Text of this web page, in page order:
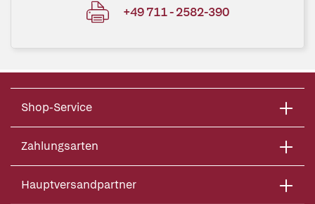
+49 711 - 2582-390
Shop-Service
Zahlungsarten
Hauptversandpartner